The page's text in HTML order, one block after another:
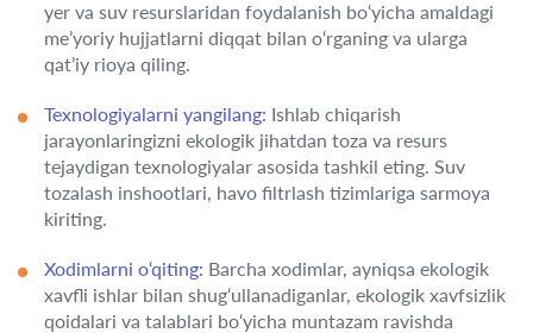
yer va suv resurslaridan foydalanish bo‘yicha amaldagi
me’yoriy hujjatlarni diqqat bilan o‘rganing va ularga
qat’iy rioya qiling.
Texnologiyalarni yangilang: Ishlab chiqarish
jarayonlaringizni ekologik jihatdan toza va resurs
tejaydigan texnologiyalar asosida tashkil eting. Suv
tozalash inshootlari, havo filtrlash tizimlariga sarmoya
kiriting.
Xodimlarni o‘qiting: Barcha xodimlar, ayniqsa ekologik
xavfli ishlar bilan shug‘ullanadiganlar, ekologik xavfsizlik
qoidalari va talablari bo‘yicha muntazam ravishda